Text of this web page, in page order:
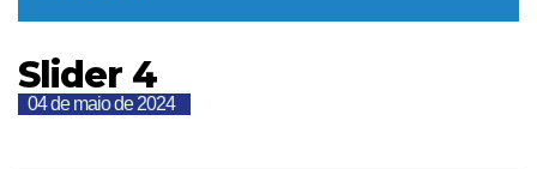
Slider 4
04 de maio de 2024